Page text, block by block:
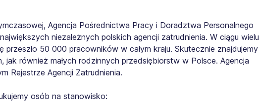
Agencja Pośrednictwa Pracy i Doradztwa Personalnego
niezależnych polskich agencji zatrudnienia. W ciągu wielu
przeszło 50 000 pracowników w całym kraju. Skutecznie znajdujemy
również małych rodzinnych przedsiębiorstw w Polsce. Agencja
Rejestrze Agencji Zatrudnienia.
osób na stanowisko: